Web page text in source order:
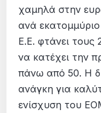
χαμηλά στην
ανά
Ε.Ε. φτάνει τους
να κατέχει την
πάνω από 50. Η
ανάγκη για
ενίσχυση του